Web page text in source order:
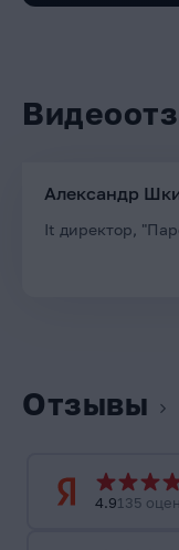
Александр
It директор,
Отзывы
4.9135